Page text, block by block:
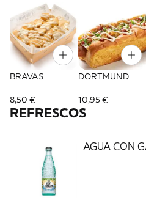
BRAVAS
8,50 €
DORTMUND
10,95 €
REFRESCOS
AGUA CON